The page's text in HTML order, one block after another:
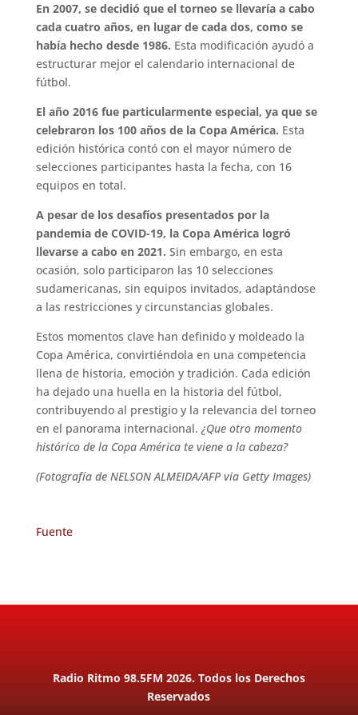
En 2007, se decidió que el torneo se llevaría a cabo
cada cuatro años, en lugar de cada dos, como se
había hecho desde 1986. Esta modificación ayudó a
estructurar mejor el calendario internacional de
fútbol.
El año 2016 fue particularmente especial, ya que se
celebraron los 100 años de la Copa América. Esta
edición histórica contó con el mayor número de
selecciones participantes hasta la fecha, con 16
equipos en total.
A pesar de los desafíos presentados por la
pandemia de COVID-19, la Copa América logró
llevarse a cabo en 2021. Sin embargo, en esta
ocasión, solo participaron las 10 selecciones
sudamericanas, sin equipos invitados, adaptándose
a las restricciones y circunstancias globales.
Estos momentos clave han definido y moldeado la
Copa América, convirtiéndola en una competencia
llena de historia, emoción y tradición. Cada edición
ha dejado una huella en la historia del fútbol,
contribuyendo al prestigio y la relevancia del torneo
en el panorama internacional. ¿Que otro momento
histórico de la Copa América te viene a la cabeza?
(Fotografía de NELSON ALMEIDA/AFP via Getty Images)
Fuente
Radio Ritmo 98.5FM 2026. Todos los Derechos
Reservados